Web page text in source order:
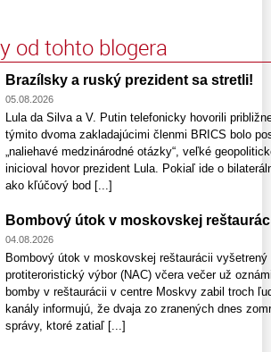
od tohto blogera
Brazílsky a ruský prezident sa stretli!
05.08.2026
Lula da Silva a V. Putin telefonicky hovorili
týmito dvoma zakladajúcimi členmi BRICS bolo
„naliehavé medzinárodné otázky“, veľké
inicioval hovor prezident Lula. Pokiaľ ide o
ako kľúčový bod [...]
Bombový útok v moskovskej
04.08.2026
Bombový útok v moskovskej reštaurácii
protiteroristický výbor (NAC) včera večer už
bomby v reštaurácii v centre Moskvy zabil troch
kanály informujú, že dvaja zo zranených dnes
správy, ktoré zatiaľ [...]